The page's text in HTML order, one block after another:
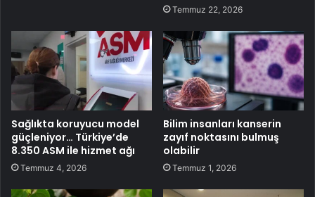
Temmuz 22, 2026
Sağlıkta koruyucu model
güçleniyor… Türkiye’de
8.350 ASM ile hizmet ağı
Temmuz 4, 2026
Bilim insanları kanserin
zayıf noktasını bulmuş
olabilir
Temmuz 1, 2026